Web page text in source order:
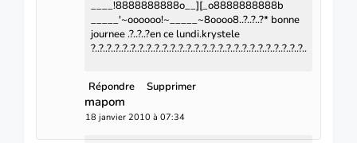
____!8888888888o__][_o8888888888b
_____'~oooooo!~_____~8oooo8..?..?..?* bonne
journee .?..?..?en ce lundi.krystele
?..?..?..?..?..?..?..?..?..?..?..?..?..?..?..?..?..?..?..?..?..?..?..?..?..?..?..
Répondre Supprimer
mapom
18 janvier 2010 à 07:34